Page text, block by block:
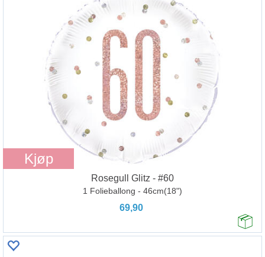
Kjøp
Rosegull Glitz - #60
1 Folieballong - 46cm(18")
69,90